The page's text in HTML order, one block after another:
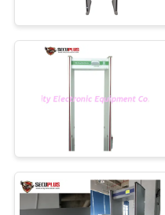
TRETEN
SIE
UNS
VERBINDUNG
NACHRICHTEN